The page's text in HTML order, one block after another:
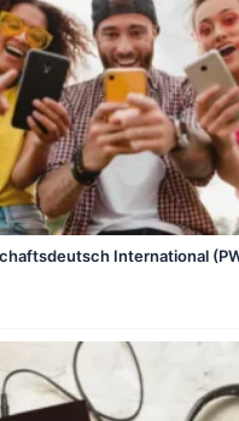
International